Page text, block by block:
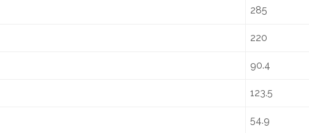
285
220
90.4
123.5
54.9